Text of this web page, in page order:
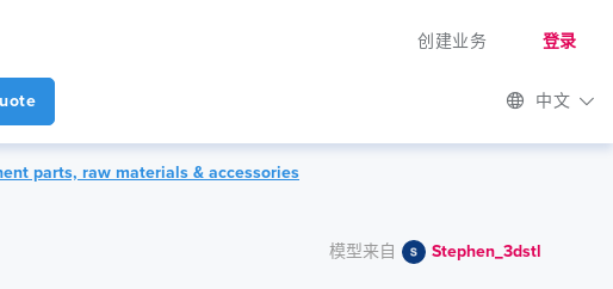
创建业务 登录
中文
parts, raw materials & accessories
模型来自 Stephen_3dstl